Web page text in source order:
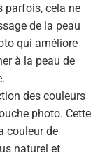
parfois, cela ne
de la peau
qui améliore
à la peau de
des couleurs
photo. Cette
couleur de
naturel et